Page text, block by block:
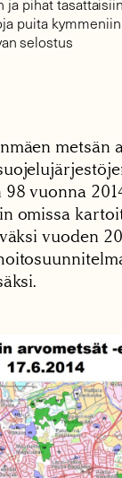
puita
selostus
metsän
vuonna
omissa
vuoden